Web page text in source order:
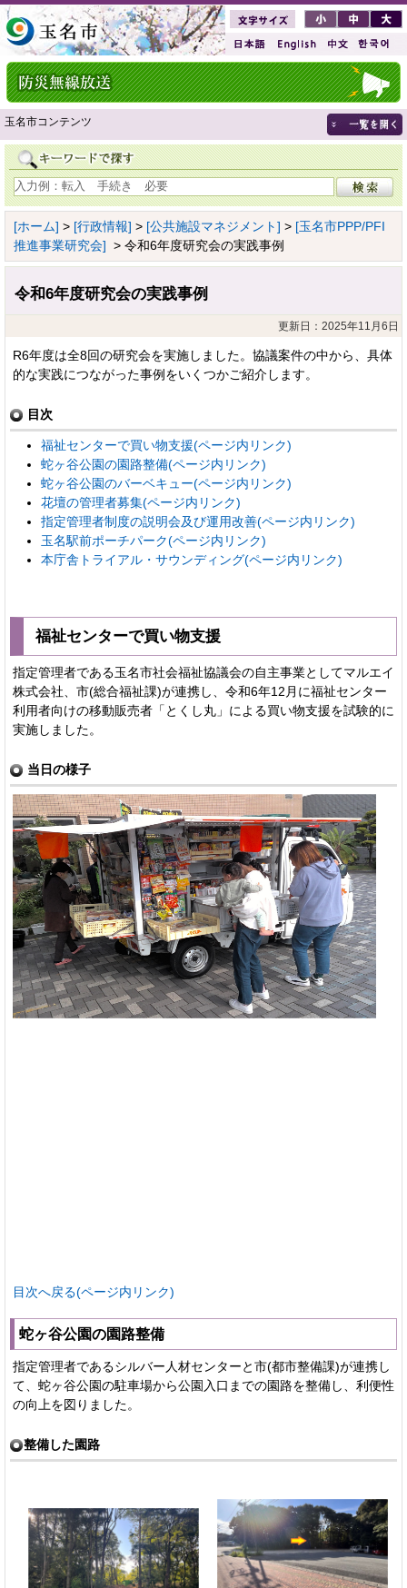
玉名市コンテンツ
[ホーム] > [行政情報] > [公共施設マネジメント] > [玉名市PPP/PFI
推進事業研究会] > 令和6年度研究会の実践事例
令和6年度研究会の実践事例
更新日：2025年11月6日
R6年度は全8回の研究会を実施しました。協議案件の中から、具体
的な実践につながった事例をいくつかご紹介します。
目次
福祉センターで買い物支援(ページ内リンク)
蛇ヶ谷公園の園路整備(ページ内リンク)
蛇ヶ谷公園のバーベキュー(ページ内リンク)
花壇の管理者募集(ページ内リンク)
指定管理者制度の説明会及び運用改善(ページ内リンク)
玉名駅前ポーチパーク(ページ内リンク)
本庁舎トライアル・サウンディング(ページ内リンク)
福祉センターで買い物支援
指定管理者である玉名市社会福祉協議会の自主事業としてマルエイ
株式会社、市(総合福祉課)が連携し、令和6年12月に福祉センター
利用者向けの移動販売者「とくし丸」による買い物支援を試験的に
実施しました。
当日の様子
目次へ戻る(ページ内リンク)
蛇ヶ谷公園の園路整備
指定管理者であるシルバー人材センターと市(都市整備課)が連携し
て、蛇ヶ谷公園の駐車場から公園入口までの園路を整備し、利便性
の向上を図りました。
整備した園路